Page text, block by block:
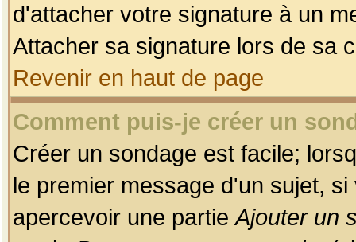
d'attacher votre signature à un
Attacher sa signature lors de sa
Revenir en haut de page
Comment puis-je créer un
Créer un sondage est facile;
le premier message d'un sujet,
apercevoir une partieAjouter un